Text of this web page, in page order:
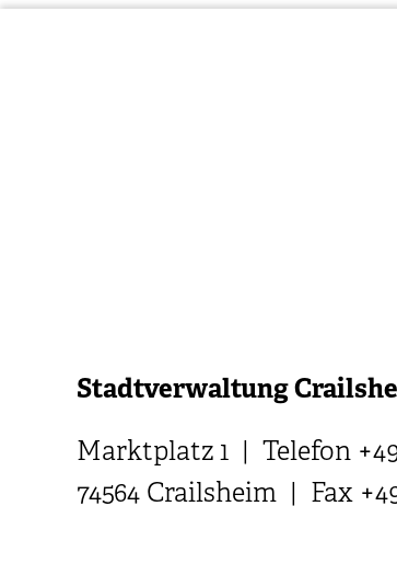
Stadtverwaltung
Marktplatz 1 | Telefon +49
74564 Crailsheim | Fax +49